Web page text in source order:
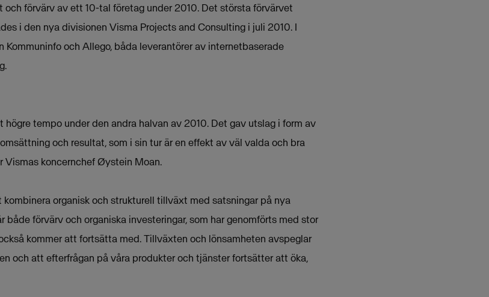
förvärv av ett 10-tal företag under 2010. Det största förvärvet
i den nya divisionen Visma Projects and Consulting i juli 2010. I
Kommuninfo och Allego, båda leverantörer av internetbaserade
tempo under den andra halvan av 2010. Det gav utslag i form av
och resultat, som i sin tur är en effekt av väl valda och bra
Vismas koncernchef Øystein Moan.
organisk och strukturell tillväxt med satsningar på nya
både förvärv och organiska investeringar, som har genomförts med stor
kommer att fortsätta med. Tillväxten och lönsamheten avspeglar
och att efterfrågan på våra produkter och tjänster fortsätter att öka,